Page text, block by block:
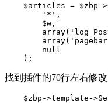
$articles = $zbp-
'*',
$w,
array('log_PostTime'
array('pagebar'
null
);
找到插件的70行左右修改
$zbp->template-